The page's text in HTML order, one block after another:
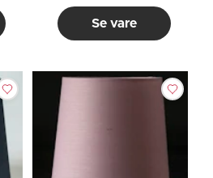
Se vare